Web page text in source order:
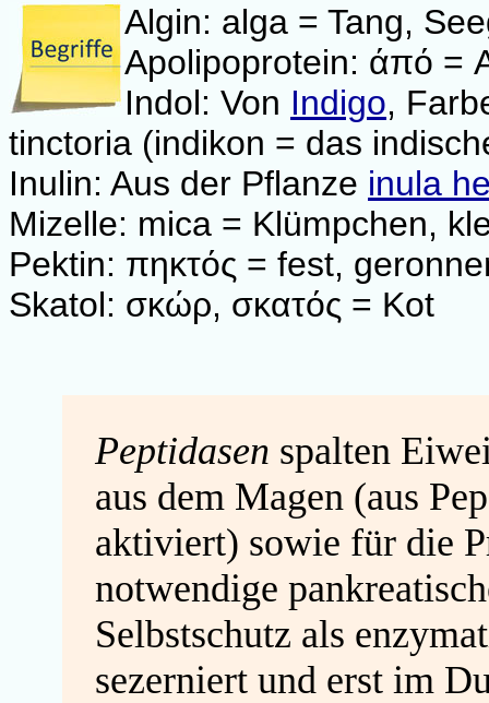
Algin: alga = Tang,
Apolipoprotein: άπό =
Indol: Von Indigo,
tinctoria (indikon = das
Inulin: Aus der Pflanze inula
Mizelle: mica = Klümpchen,
Pektin: πηκτός = fest,
Skatol: σκώρ, σκατός = Kot
Peptidasen spalten
aus dem Magen (aus
aktiviert) sowie für die
notwendige
Selbstschutz als
sezerniert und erst im